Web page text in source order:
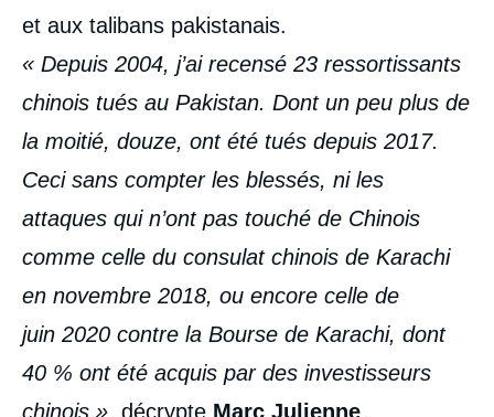
et aux talibans pakistanais.
« Depuis 2004, j’ai recensé 23 ressortissants
chinois tués au Pakistan. Dont un peu plus de
la moitié, douze, ont été tués depuis 2017.
Ceci sans compter les blessés, ni les
attaques qui n’ont pas touché de Chinois
comme celle du consulat chinois de Karachi
en novembre 2018, ou encore celle de
juin 2020 contre la Bourse de Karachi, dont
40 % ont été acquis par des investisseurs
chinois », décrypte Marc Julienne,